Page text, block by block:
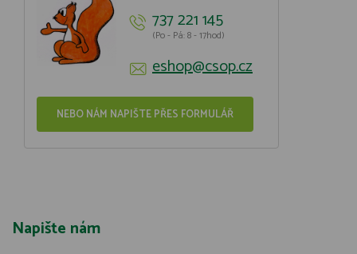
737 221 145
(Po - Pá: 8 - 17hod)
eshop@csop.cz
NEBO NÁM NAPIŠTE PŘES FORMULÁŘ
Napište nám